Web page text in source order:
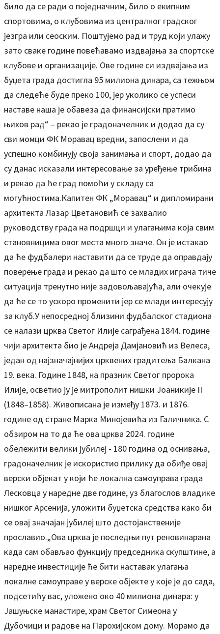
било да се ради о поједначним, било о екипним
спортовима, о клубовима из централног градског
језгра или сеоским. Поштујемо рад и труд који улажу
зато сваке године повећавамо издвајања за спортске
клубове и организације. Ове године си издвајања из
буџета града достигла 95 милиона динара, са тежњом
да следеће буде преко 100, јер уколико се успеси
наставе наша је обавеза да финансијски пратимо
њихов рад“ – рекао је градоначелник и додао да су
сви момци ФК Моравац вредни, запослени и да
успешно комбинују своја занимања и спорт, додао да
су данас исказали интересовање за уређење трибина
и рекао да ће град помоћи у складу са
могућностима.Капитен ФК „Моравац“ и дипломирани
архитекта Лазар Цветановић се захвалио
руководству града на подршци и улагањима која свим
становницима овог места много значе. Он је истакао
да ће фудбалери наставити да се труде да оправдају
поверење града и рекао да што се младих играча тиче
ситуација тренутно није задовољавајућа, али очекује
да ће се то ускоро променити јер се млади интересују
за клуб.У непосредној близини фудбалског стадиона
се налази црква Светог Илије саграђена 1844. године
чији архитекта био је Андреја Дамјановић из Велеса,
један од најзначајнијих црквених градитеља Балкана
19. века. Године 1848, на празник Светог пророка
Илије, осветио ју је митрополит нишки Јоаникије II
(1848–1858). Живописана је између 1873. и 1876.
године од стране Марка Минојевића из Галичника. С
обзиром на то да ће ова црква 2024. године
обележити велики јубилеј - 180 година од оснивања,
градоначелник је искористио прилику да обиђе овај
верски објекат у који ће локална самоуправа града
Лесковца у наредне две године, уз благослов владике
нишког Арсенија, уложити буџетска средства како би
се овај значајан јубилеј што достојанственије
прославио.„Ова црква је последњи пут реновинарана
када сам обављао функцију председника скупштине, а
наредне инвестиције ће бити наставак улагања
локалне самоуправе у верске објекте у које је до сада,
подсетићу вас, уложено око 40 милиона динара: у
Јашуњске манастире, храм Светог Симеона у
Дубочици и радове на Парохијском дому. Морамо да